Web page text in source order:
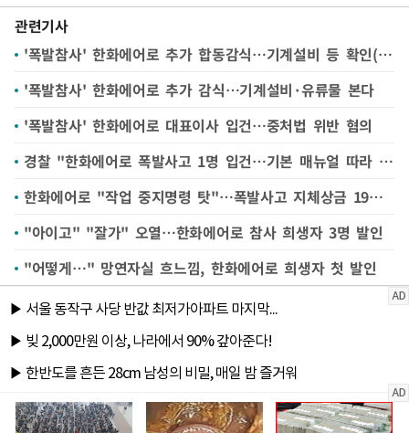
관련기사
'폭발참사' 한화에어로 추가 합동감식…기계설비 등 확인(종합2보)
'폭발참사' 한화에어로 추가 감식…기계설비·유류물 본다
'폭발참사' 한화에어로 대표이사 입건…중처법 위반 혐의
경찰 "한화에어로 폭발사고 1명 입건…기본 매뉴얼 따라 원인 규명"
한화에어로 "작업 중지명령 탓"…폭발사고 지체상금 19억 반환 확정
"아이고" "잘가" 오열…한화에어로 참사 희생자 3명 발인
"어떻게…" 망연자실 흐느낌, 한화에어로 희생자 첫 발인